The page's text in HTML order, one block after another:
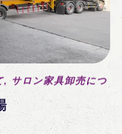
サロン家具卸売につ